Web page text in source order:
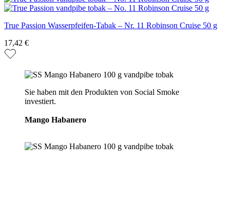
True Passion Wasserpfeifen-Tabak – Nr. 11 Robinson Cruise 50 g
17,42 €
Sie haben mit den Produkten von Social Smoke
investiert.
Mango Habanero